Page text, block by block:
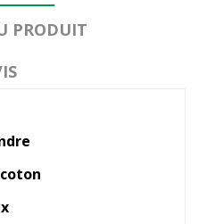
PRODUIT